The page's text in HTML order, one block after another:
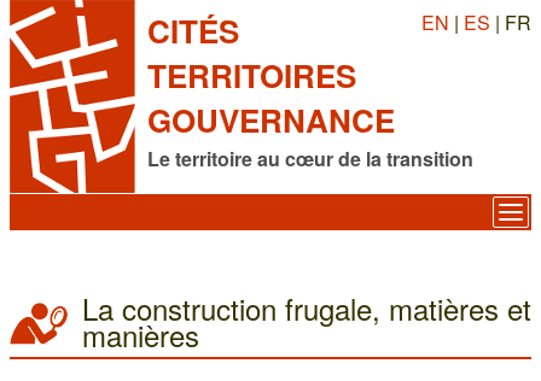
CITÉS
TERRITOIRES
GOUVERNANCE
Le territoire au cœur de la transition
EN | ES | FR
La construction frugale, matières et
manières